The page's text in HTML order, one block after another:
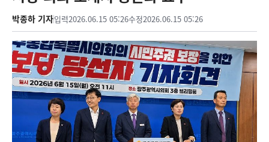
박종하 기자입력2026.06.15 05:26수정2026.06.15 05:26